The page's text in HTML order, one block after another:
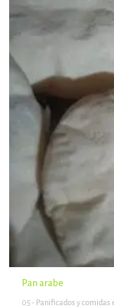
Pan arabe
05 - Panificados y comidas